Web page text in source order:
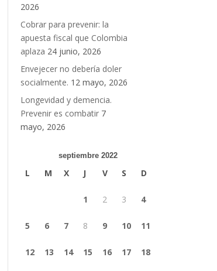
2026
Cobrar para prevenir: la
apuesta fiscal que Colombia
aplaza 24 junio, 2026
Envejecer no debería doler
socialmente. 12 mayo, 2026
Longevidad y demencia.
Prevenir es combatir 7
mayo, 2026
septiembre 2022
L M X J V S D
1 2 3 4
5 6 7 8 9 10 11
12 13 14 15 16 17 18